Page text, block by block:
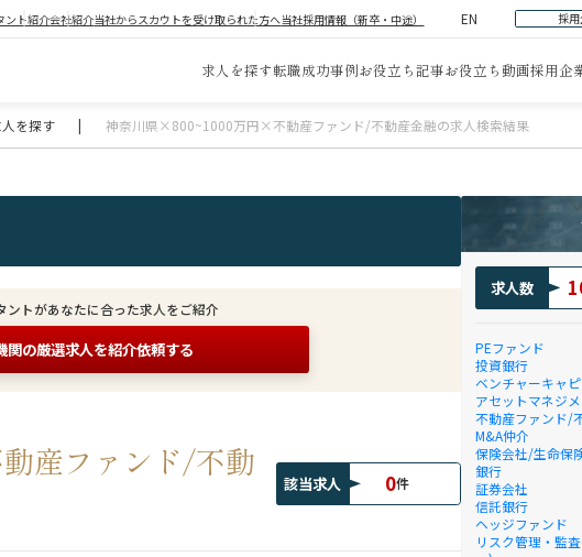
ント紹介会社紹介当社からスカウトを受け取られた方へ当社採用情報（新卒・中途） EN 採
求人を探す転職成功事例お役立ち記事お役立ち動画採用企
を探す | 神奈川県×800~1000万円×不動産ファンド/不動産金融の求人検索結果
ントがあなたに合った求人をご紹介
関の厳選求人を紹介依頼する
産ファンド/不動
該当求人 0件
求人数
PEファンド
投資銀行
ベンチャーキャ
アセットマネジ
不動産ファンド/
M&A仲介
保険会社/生命保
銀行
証券会社
信託銀行
ヘッジファンド
リスク管理・監